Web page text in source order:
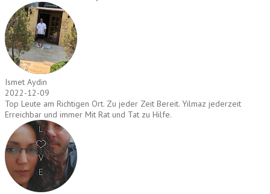
Ismet Aydin
2022-12-09
Top Leute am Richtigen Ort. Zu jeder Zeit Bereit. Yilmaz jederzeit
Erreichbar und immer Mit Rat und Tat zu Hilfe.